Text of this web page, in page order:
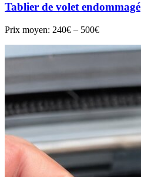
Tablier de volet endommagé
Prix moyen: 240€ – 500€